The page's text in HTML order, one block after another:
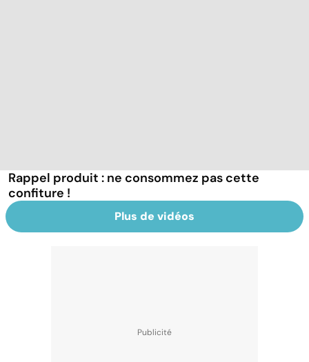
Rappel produit : ne consommez pas cette
confiture !
Plus de vidéos